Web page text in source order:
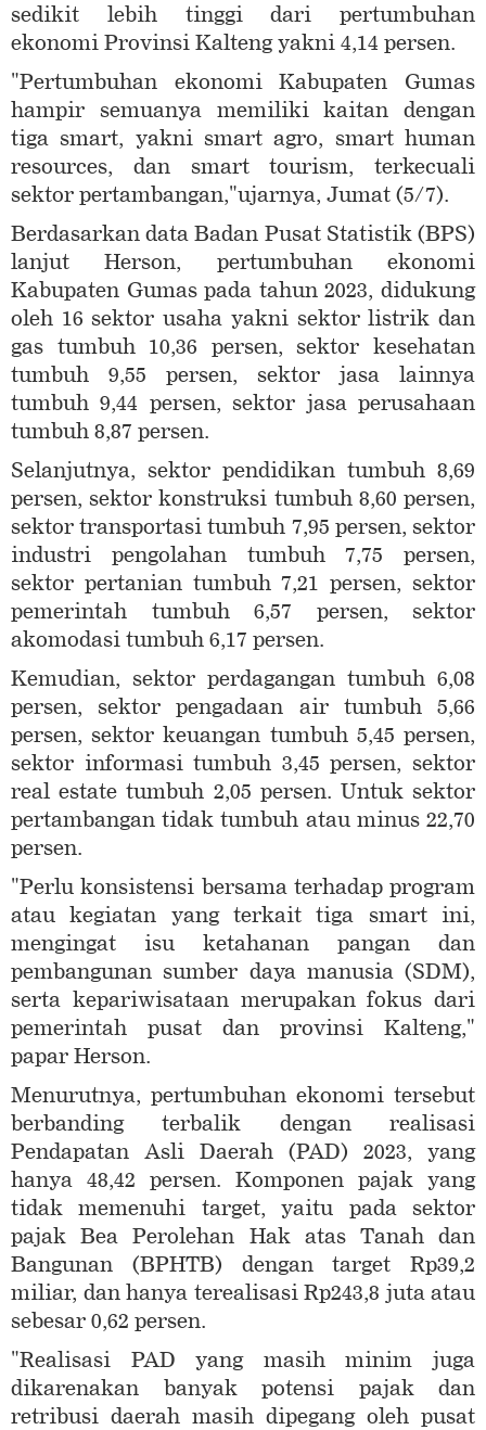
sedikit lebih tinggi dari pertumbuhan
ekonomi Provinsi Kalteng yakni 4,14 persen.
"Pertumbuhan ekonomi Kabupaten Gumas
hampir semuanya memiliki kaitan dengan
tiga smart, yakni smart agro, smart human
resources, dan smart tourism, terkecuali
sektor pertambangan,"ujarnya, Jumat (5/7).
Berdasarkan data Badan Pusat Statistik (BPS)
lanjut Herson, pertumbuhan ekonomi
Kabupaten Gumas pada tahun 2023, didukung
oleh 16 sektor usaha yakni sektor listrik dan
gas tumbuh 10,36 persen, sektor kesehatan
tumbuh 9,55 persen, sektor jasa lainnya
tumbuh 9,44 persen, sektor jasa perusahaan
tumbuh 8,87 persen.
Selanjutnya, sektor pendidikan tumbuh 8,69
persen, sektor konstruksi tumbuh 8,60 persen,
sektor transportasi tumbuh 7,95 persen, sektor
industri pengolahan tumbuh 7,75 persen,
sektor pertanian tumbuh 7,21 persen, sektor
pemerintah tumbuh 6,57 persen, sektor
akomodasi tumbuh 6,17 persen.
Kemudian, sektor perdagangan tumbuh 6,08
persen, sektor pengadaan air tumbuh 5,66
persen, sektor keuangan tumbuh 5,45 persen,
sektor informasi tumbuh 3,45 persen, sektor
real estate tumbuh 2,05 persen. Untuk sektor
pertambangan tidak tumbuh atau minus 22,70
persen.
"Perlu konsistensi bersama terhadap program
atau kegiatan yang terkait tiga smart ini,
mengingat isu ketahanan pangan dan
pembangunan sumber daya manusia (SDM),
serta kepariwisataan merupakan fokus dari
pemerintah pusat dan provinsi Kalteng,"
papar Herson.
Menurutnya, pertumbuhan ekonomi tersebut
berbanding terbalik dengan realisasi
Pendapatan Asli Daerah (PAD) 2023, yang
hanya 48,42 persen. Komponen pajak yang
tidak memenuhi target, yaitu pada sektor
pajak Bea Perolehan Hak atas Tanah dan
Bangunan (BPHTB) dengan target Rp39,2
miliar, dan hanya terealisasi Rp243,8 juta atau
sebesar 0,62 persen.
"Realisasi PAD yang masih minim juga
dikarenakan banyak potensi pajak dan
retribusi daerah masih dipegang oleh pusat